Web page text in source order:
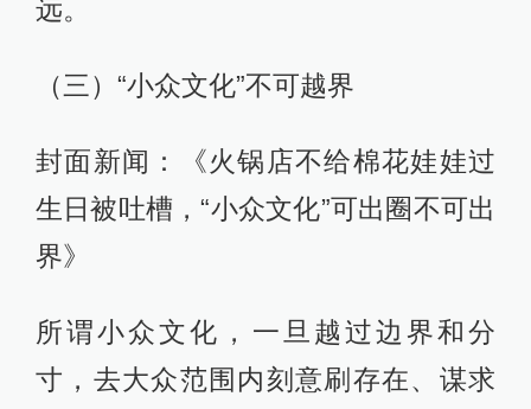
远。
（三）“小众文化”不可越界
封面新闻：《火锅店不给棉花娃娃过
生日被吐槽，“小众文化”可出圈不可出
界》
所谓小众文化，一旦越过边界和分
寸，去大众范围内刻意刷存在、谋求